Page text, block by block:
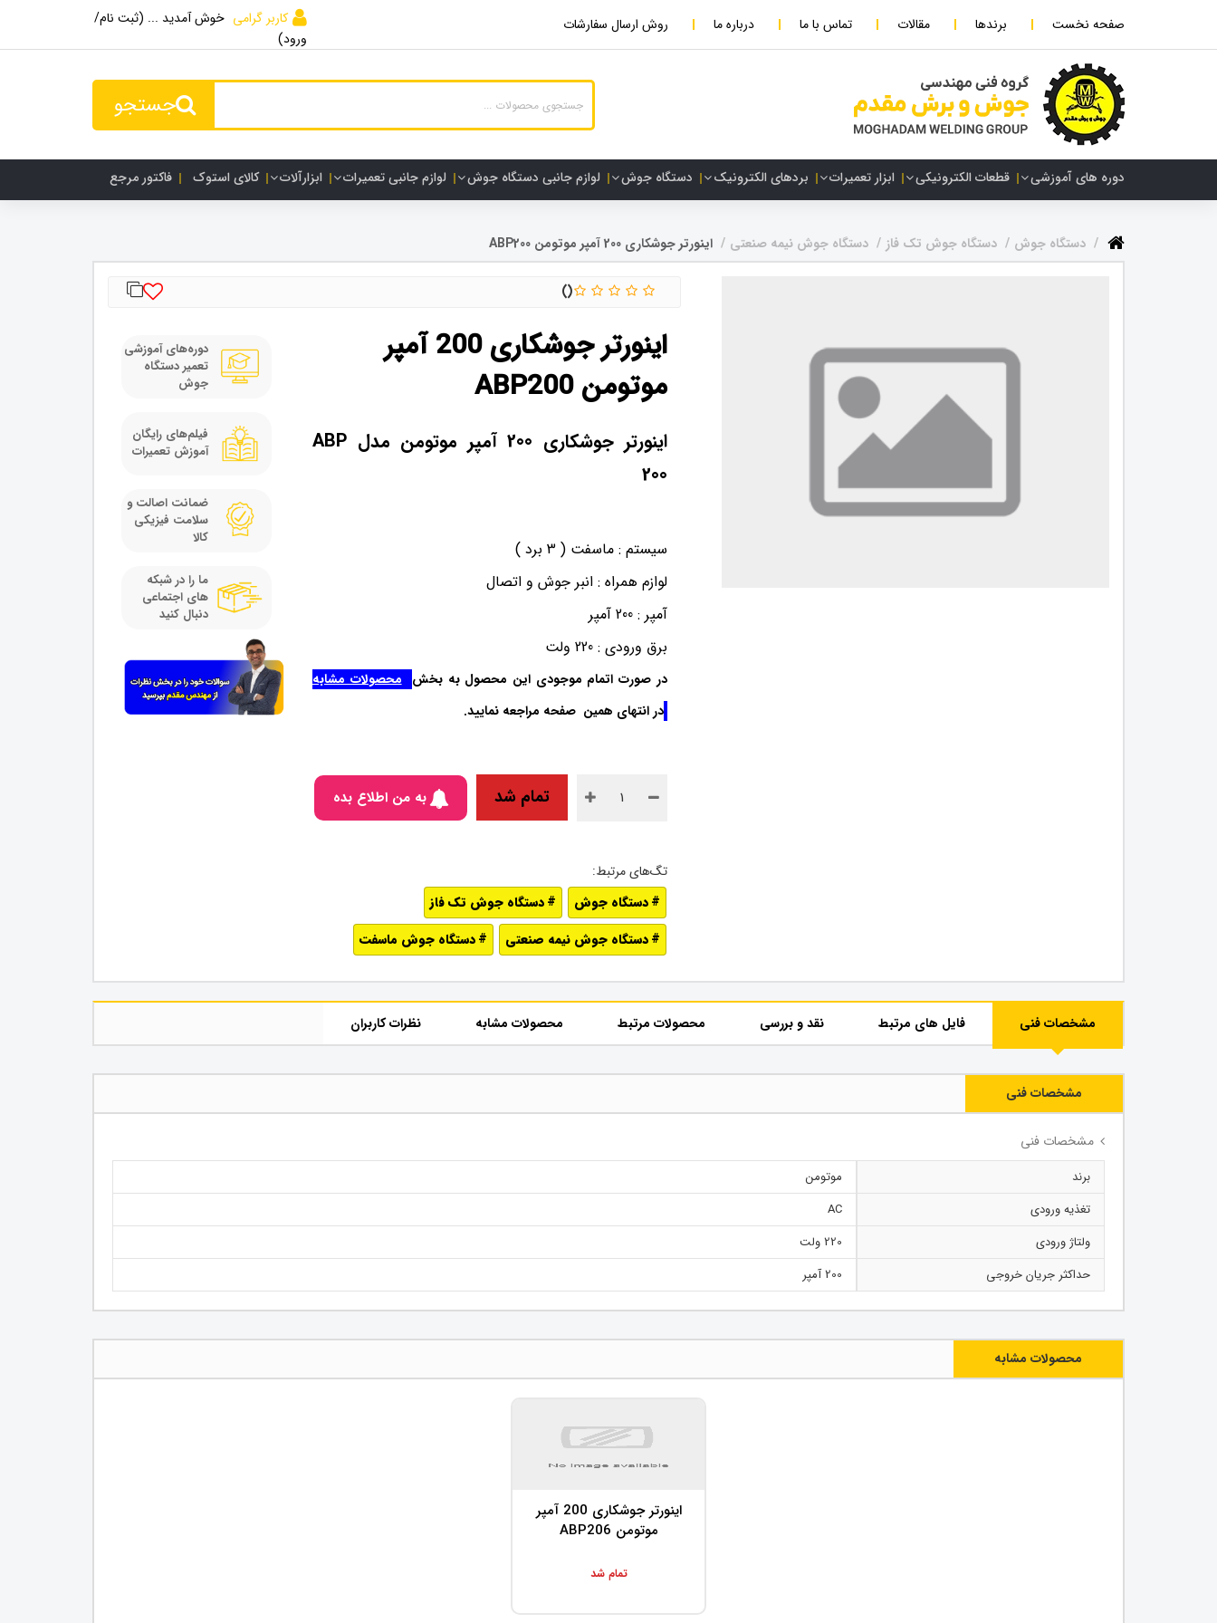
صفحه نخست برندها مقالات تماس با ما درباره ما روش ارسال سفارشات کاربر گرامی خوش آمدید ... (ثبت نام/
ورود)
جستجو
دوره های آموزشی قطعات الکترونیکی ابزار تعمیرات بردهای الکترونیک دستگاه جوش لوازم جانبی دستگاه جوش لوازم جانبی تعمیرات ابزارآلات کالای استوک فاکتور مرجع
دستگاه جوش دستگاه جوش تک فاز دستگاه جوش نیمه صنعتی اینورتر جوشکاری 200 آمپر موتومن ABP200
اینورتر جوشکاری 200 آمپر
موتومن ABP200
اینورتر جوشکاری 200 آمپر موتومن مدل ABP
200
سیستم : ماسفت ( 3 برد )
لوازم همراه : انبر جوش و اتصال
آمپر : 200 آمپر
برق ورودی : 220 ولت
در صورت اتمام موجودی این محصول به بخش محصولات مشابه
در انتهای همین صفحه مراجعه نمایید.
تمام شد به من اطلاع بده
دستگاه جوش
دستگاه جوش تک فاز
دستگاه جوش نیمه صنعتی
دستگاه جوش ماسفت
دوره‌های آموزشی
تعمیر دستگاه
جوش
فیلم‌های رایگان
آموزش تعمیرات
ضمانت اصالت و
سلامت فیزیکی
کالا
ما را در شبکه
های اجتماعی
دنبال کنید
مشخصات فنی فایل های مرتبط نقد و بررسی محصولات مرتبط محصولات مشابه نظرات کاربران
مشخصات فنی
مشخصات فنی
برند
موتومن
تغذیه ورودی
AC
ولتاژ ورودی
220 ولت
حداکثر جریان خروجی
200 آمپر
محصولات مشابه
اینورتر جوشکاری 200 آمپر
موتومن ABP206
تمام شد